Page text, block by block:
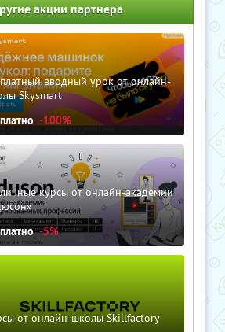
акции партнера
вводный урок от онлайн-
Skysmart
-100%
курсы от онлайн-академии
-5%
от онлайн-школы Skillfactory